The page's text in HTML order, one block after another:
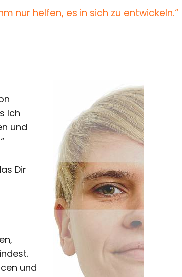
nur helfen, es in sich zu entwickeln.“
Ich
und
Dir
und